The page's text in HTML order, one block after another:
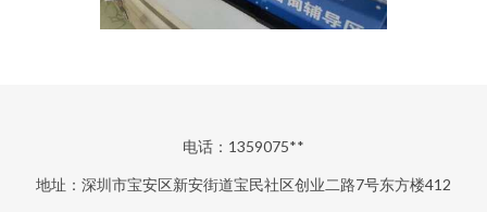
电话：1359075**
地址：深圳市宝安区新安街道宝民社区创业二路7号东方楼412